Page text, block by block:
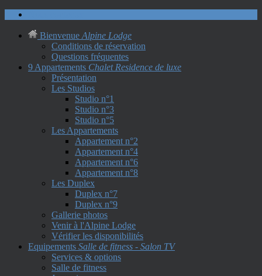
Bienvenue Alpine Lodge
Conditions de réservation
Questions fréquentes
9 Appartements Chalet Residence de luxe
Présentation
Les Studios
Studio n°1
Studio n°3
Studio n°5
Les Appartements
Appartement n°2
Appartement n°4
Appartement n°6
Appartement n°8
Les Duplex
Duplex n°7
Duplex n°9
Gallerie photos
Venir à l'Alpine Lodge
Vérifier les disponibilités
Equipements Salle de fitness - Salon TV
Services & options
Salle de fitness